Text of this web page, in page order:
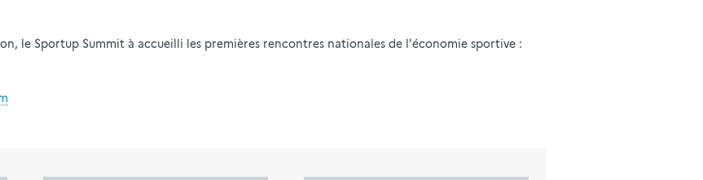
le Sportup Summit à accueilli les premières rencontres nationales de l'économie sportive :